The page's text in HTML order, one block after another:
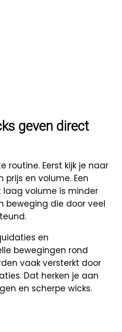
geven direct
routine. Eerst kijk je naar
en volume. Een
volume is minder
beweging die door veel
en
bewegingen rond
vaak versterkt door
Dat herken je aan
en scherpe wicks.